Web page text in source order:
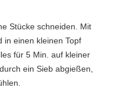
Stücke schneiden. Mit
in einen kleinen Topf
für 5 Min. auf kleiner
ein Sieb abgießen,